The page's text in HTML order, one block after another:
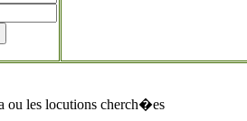
les locutions cherch�es